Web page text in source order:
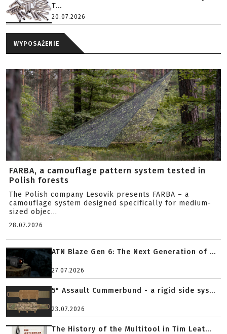
T...
20.07.2026
WYPOSAŻENIE
FARBA, a camouflage pattern system tested in
Polish forests
The Polish company Lesovik presents FARBA – a
camouflage system designed specifically for medium-
sized objec...
28.07.2026
ATN Blaze Gen 6: The Next Generation of ...
27.07.2026
5" Assault Cummerbund - a rigid side sys...
23.07.2026
The History of the Multitool in Tim Leat...